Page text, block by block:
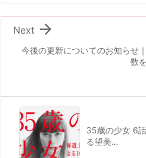
今後の更新についてのお知らせ
数

Next
35歳の少女 6
る望美…